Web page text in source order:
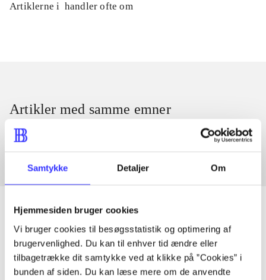
Samtykke Detaljer Om
Hjemmesiden bruger cookies
Vi bruger cookies til besøgsstatistik og optimering af
brugervenlighed. Du kan til enhver tid ændre eller
tilbagetrække dit samtykke ved at klikke på ”Cookies” i
bunden af siden. Du kan læse mere om de anvendte
Artiklerne i handler ofte om
Artikler med samme emner
Fra
Artikler
Alle registrerede artikler fordelt på udgivelser